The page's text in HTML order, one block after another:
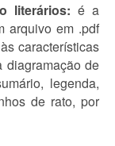
literários: é a
arquivo em .pdf
características
diagramação de
legenda,
de rato, por